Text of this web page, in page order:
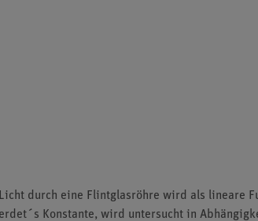
durch eine Flintglasröhre wird als lineare
Konstante, wird untersucht in